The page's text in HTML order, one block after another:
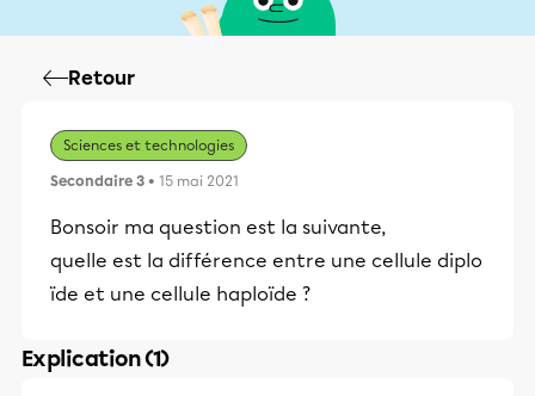
Retour
Sciences et technologies
Secondaire 3 • 15 mai 2021
Bonsoir ma question est la suivante,
quelle est la différence entre une cellule diplo
ïde et une cellule haploïde ?
Explication (1)